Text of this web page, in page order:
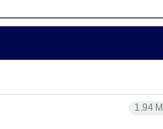
1.94 M